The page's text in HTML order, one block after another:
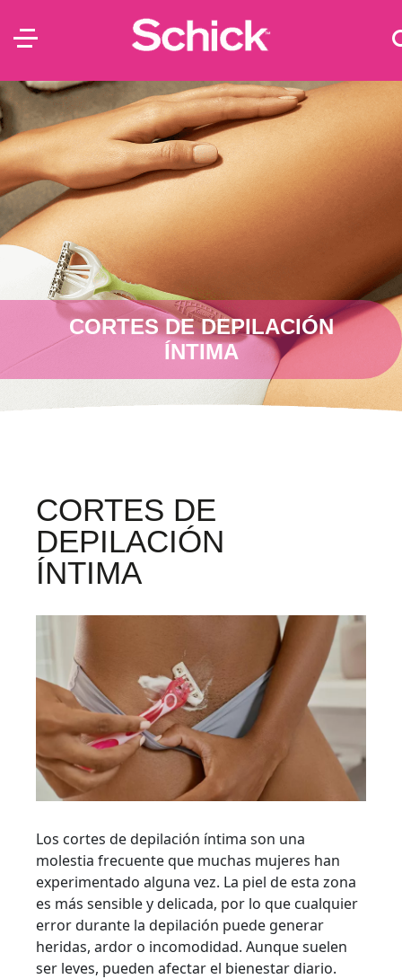
CORTES DE DEPILACIÓN
ÍNTIMA
CORTES DE
DEPILACIÓN
ÍNTIMA
Los cortes de depilación íntima son una
molestia frecuente que muchas mujeres han
experimentado alguna vez. La piel de esta zona
es más sensible y delicada, por lo que cualquier
error durante la depilación puede generar
heridas, ardor o incomodidad. Aunque suelen
ser leves, pueden afectar el bienestar diario.